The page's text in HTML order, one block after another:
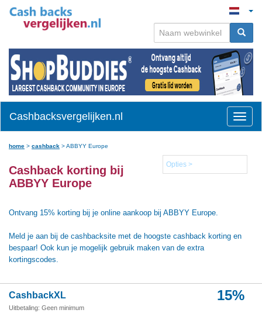
Toggle
Cashbacksvergelijken.nl
home > cashback >ABBYY Europe
Opties >
Cashback korting bij
ABBYY Europe
Ontvang 15% korting bij je online aankoop bij ABBYY Europe.
Meld je aan bij de cashbacksite met de hoogste cashback korting en
bespaar! Ook kun je mogelijk gebruik maken van de extra
kortingscodes.
CashbackXL
Uitbetaling: Geen minimum
15%